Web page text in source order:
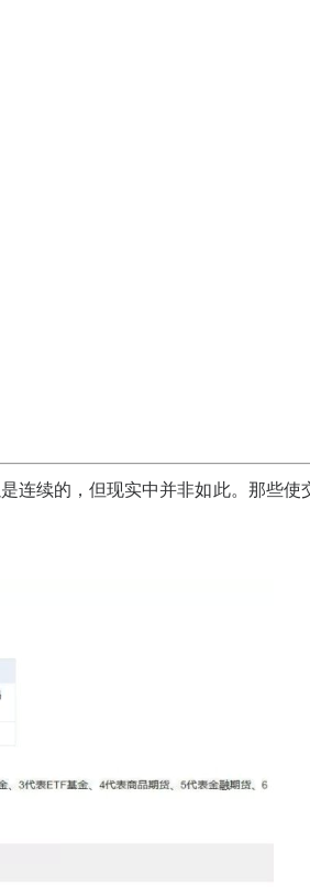
连续的，但现实中并非如此。那些使